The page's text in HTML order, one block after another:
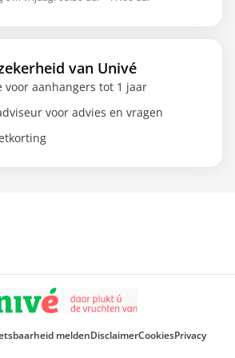
van Univé
voor aanhangers tot 1 jaar
voor advies en vragen
meldenDisclaimerCookiesPrivacy